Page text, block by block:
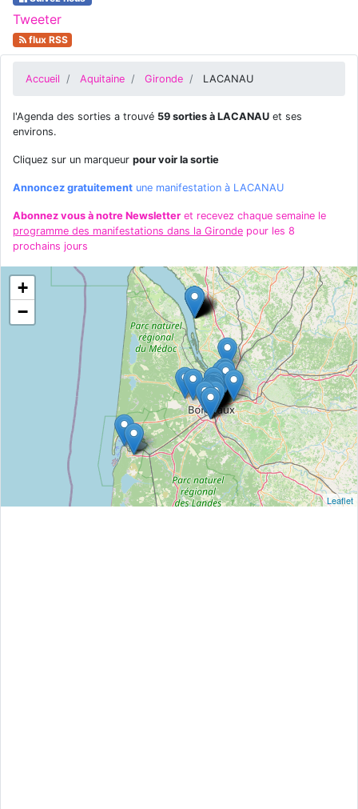
Tweeter
flux RSS
Accueil Aquitaine Gironde LACANAU
l'Agenda des sorties a trouvé 59 sorties à LACANAU et ses
environs.
Cliquez sur un marqueur pour voir la sortie
Annoncez gratuitement une manifestation à LACANAU
Abonnez vous à notre Newsletter et recevez chaque semaine le
programme des manifestations dans la Gironde pour les 8
prochains jours
+
−
Leaflet